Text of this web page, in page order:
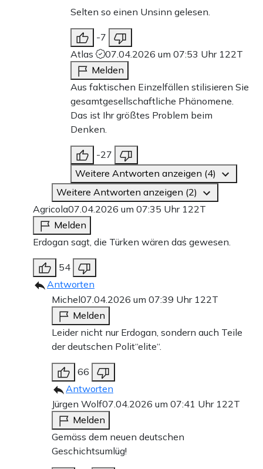
Selten so einen Unsinn gelesen.
-7
Atlas
07.04.2026 um 07:53 Uhr 122T
Melden
Aus faktischen Einzelfällen stilisieren Sie
gesamtgesellschaftliche Phänomene.
Das ist Ihr größtes Problem beim
Denken.
-27
Weitere Antworten anzeigen (4)
Weitere Antworten anzeigen (2)
Agricola07.04.2026 um 07:35 Uhr 122T
Melden
Erdogan sagt, die Türken wären das gewesen.
54
Antworten
Michel07.04.2026 um 07:39 Uhr 122T
Melden
Leider nicht nur Erdogan, sondern auch Teile
der deutschen Polit“elite“.
66
Antworten
Jürgen Wolf07.04.2026 um 07:41 Uhr 122T
Melden
Gemäss dem neuen deutschen
Geschichtsumlüg!